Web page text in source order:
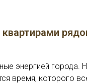
энергией города.
время, которого